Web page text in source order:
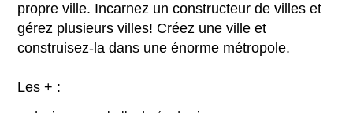
propre ville. Incarnez un constructeur de villes et
gérez plusieurs villes! Créez une ville et
construisez-la dans une énorme métropole.
Les + :